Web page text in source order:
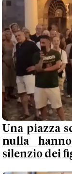
Una piazza
nulla
silenzio dei